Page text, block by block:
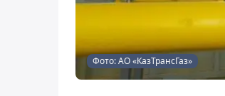
Фото: АО «КазТрансГаз»